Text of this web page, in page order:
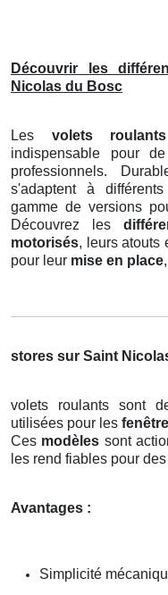
Découvrir les
Nicolas du Bosc
Les volets roulants
indispensable pour
professionnels.
s'adaptent à
gamme de versions
Découvrez les
motorisés, leurs atouts
pour leur mise en place,
stores sur Saint
volets roulants sont
utilisées pour les
Ces modèles sont
les rend fiables pour
Avantages :
Simplicité